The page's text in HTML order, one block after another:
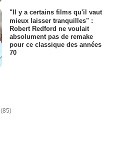
"Il y a certains films qu'il vaut
mieux laisser tranquilles" :
Robert Redford ne voulait
absolument pas de remake
pour ce classique des années
70
(85)